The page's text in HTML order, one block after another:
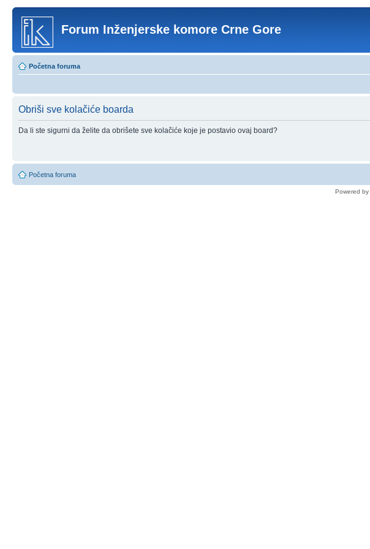
Forum Inženjerske komore Crne Gore
Početna foruma
Obriši sve kolačiće boarda
Da li ste sigurni da želite da obrišete sve kolačiće koje je postavio ovaj board?
Početna foruma
Powered by